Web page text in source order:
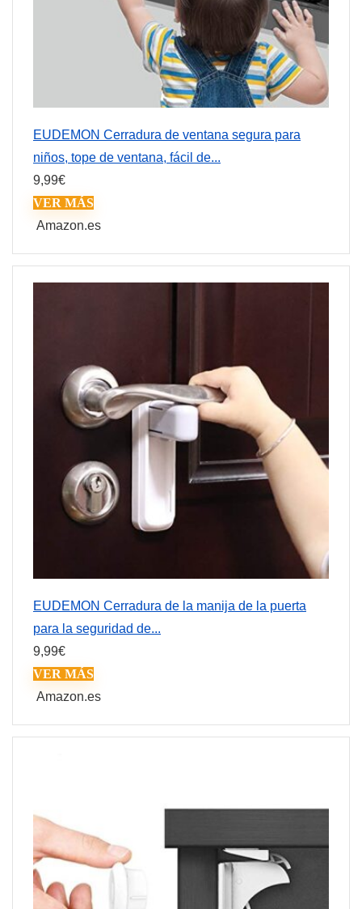
EUDEMON Cerradura de ventana segura para
niños, tope de ventana, fácil de...
9,99€
VER MÁS
Amazon.es
EUDEMON Cerradura de la manija de la puerta
para la seguridad de...
9,99€
VER MÁS
Amazon.es